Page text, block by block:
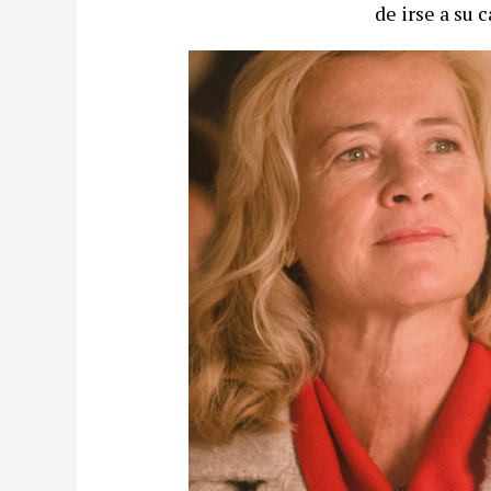
de irse a su